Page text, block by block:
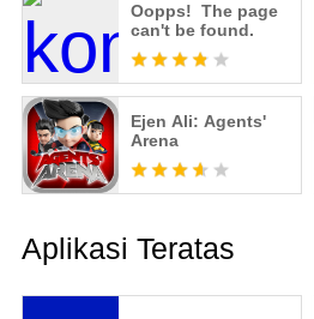
Oopps! The page
can't be found.
Ejen Ali: Agents'
Arena
Aplikasi Teratas